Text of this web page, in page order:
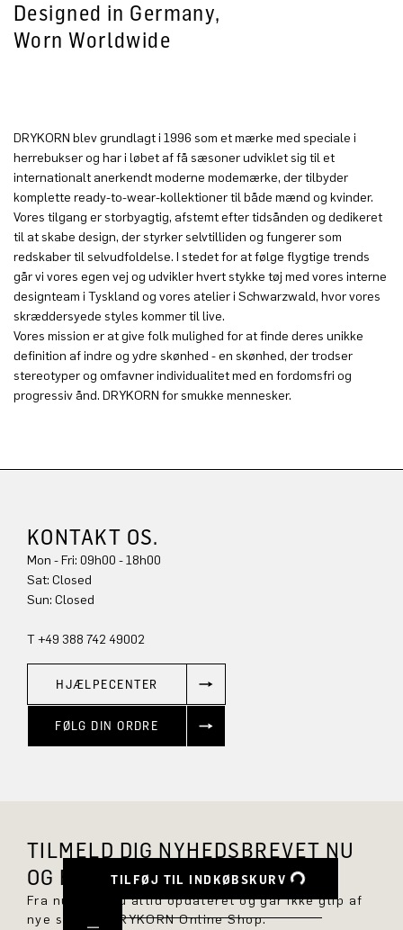
TILFØJ TIL INDKØBSKURV
Designed in Germany,
Worn Worldwide
DRYKORN blev grundlagt i 1996 som et mærke med speciale i
herrebukser og har i løbet af få sæsoner udviklet sig til et
internationalt anerkendt moderne modemærke, der tilbyder
komplette ready-to-wear-kollektioner til både mænd og kvinder.
Vores tilgang er storbyagtig, afstemt efter tidsånden og dedikeret
til at skabe design, der styrker selvtilliden og fungerer som
redskaber til selvudfoldelse. I stedet for at følge flygtige trends
går vi vores egen vej og udvikler hvert stykke tøj med vores interne
designteam i Tyskland og vores atelier i Schwarzwald, hvor vores
skræddersyede styles kommer til live.
Vores mission er at give folk mulighed for at finde deres unikke
definition af indre og ydre skønhed - en skønhed, der trodser
stereotyper og omfavner individualitet med en fordomsfri og
progressiv ånd. DRYKORN for smukke mennesker.
KONTAKT OS.
Mon - Fri: 09h00 - 18h00
Sun: Closed
T +49 388 742 49002
HJÆLPECENTER
FØLG DIN ORDRE
TILMELD DIG NYHEDSBREVET NU
OG FÅ 10 % RABAT.
Fra nu af er du altid opdateret og går ikke glip af
nye styles i DRYKORN Online Shop.